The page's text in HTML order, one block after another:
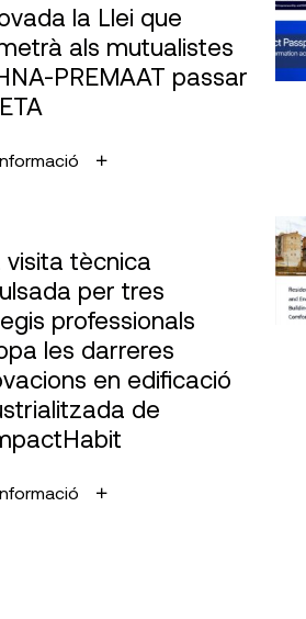
la Llei que
als mutualistes
PREMAAT passar
visita tècnica
per tres
professionals
les darreres
en edificació
de